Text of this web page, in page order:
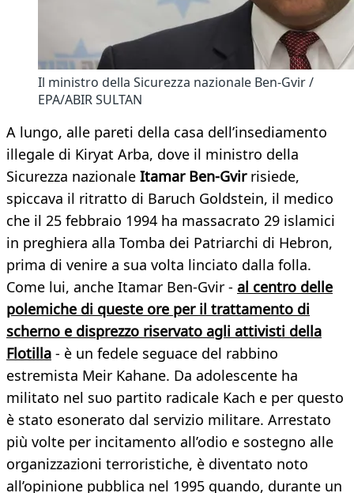
Il ministro della Sicurezza nazionale Ben-Gvir /
EPA/ABIR SULTAN
A lungo, alle pareti della casa dell’insediamento
illegale di Kiryat Arba, dove il ministro della
Sicurezza nazionale Itamar Ben-Gvir risiede,
spiccava il ritratto di Baruch Goldstein, il medico
che il 25 febbraio 1994 ha massacrato 29 islamici
in preghiera alla Tomba dei Patriarchi di Hebron,
prima di venire a sua volta linciato dalla folla.
Come lui, anche Itamar Ben-Gvir - al centro delle
polemiche di queste ore per il trattamento di
scherno e disprezzo riservato agli attivisti della
Flotilla - è un fedele seguace del rabbino
estremista Meir Kahane. Da adolescente ha
militato nel suo partito radicale Kach e per questo
è stato esonerato dal servizio militare. Arrestato
più volte per incitamento all’odio e sostegno alle
organizzazioni terroristiche, è diventato noto
all’opinione pubblica nel 1995 quando, durante un